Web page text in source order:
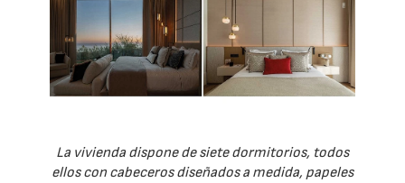
La vivienda dispone de siete dormitorios, todos
ellos con cabeceros diseñados a medida, papeles